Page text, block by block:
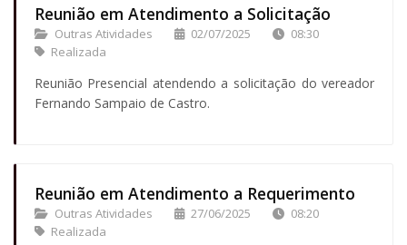
Reunião em Atendimento a Solicitação
Outras Atividades 02/07/2025
08:30
Realizada
Reunião Presencial atendendo a solicitação do vereador
Fernando Sampaio de Castro.
Reunião em Atendimento a Requerimento
Outras Atividades 27/06/2025
08:20
Realizada